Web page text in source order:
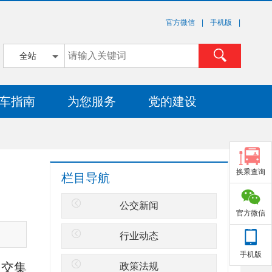
官方微信 手机版
全站
指南 为您服务 党的建设
栏目导航
公交新闻
行业动态
政策法规
集
换乘查询
官方微信
手机版